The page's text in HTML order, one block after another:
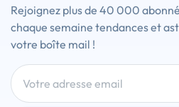
Rejoignez plus de 40 000
chaque semaine tendances et
votre boîte mail !